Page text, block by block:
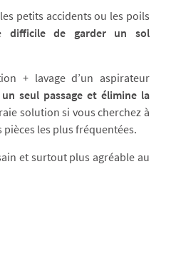
petits accidents ou les poils
difficile de garder un sol
+ lavage d’un aspirateur
seul passage et élimine la
solution si vous cherchez à
pièces les plus fréquentées.
et surtout plus agréable au